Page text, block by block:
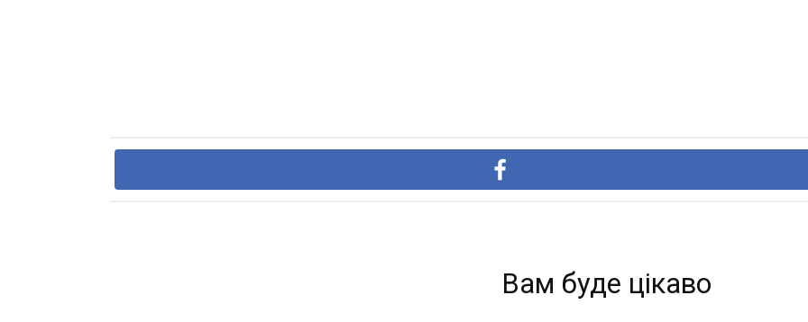
Вам буде цікаво